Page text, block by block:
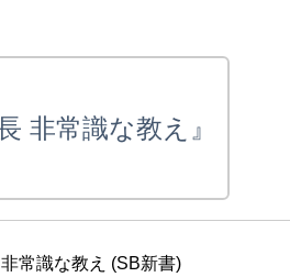
非常識な教え』
常識な教え (SB新書)